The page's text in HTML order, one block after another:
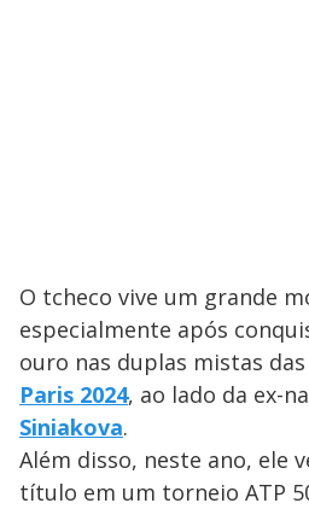
O tcheco vive um grande
especialmente após
ouro nas duplas mistas das
Paris 2024, ao lado da ex-
Siniakova.
Além disso, neste ano, ele
título em um torneio ATP